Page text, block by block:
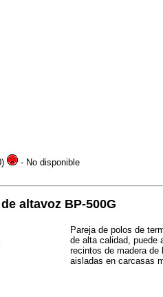
- No disponible
altavoz BP-500G
Pareja de polos de
de alta calidad, puede
recintos de madera de
aisladas en carcasas